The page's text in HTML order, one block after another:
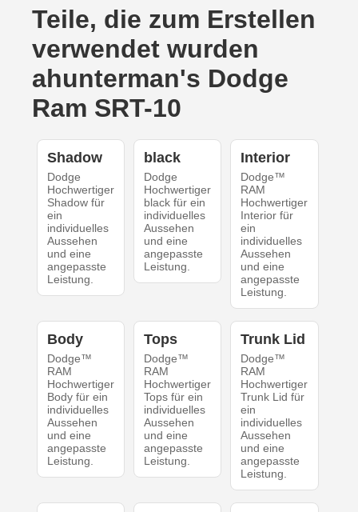
Teile, die zum Erstellen
verwendet wurden
ahunterman's Dodge
Ram SRT-10
Shadow
Dodge
Hochwertiger
Shadow für
ein
individuelles
Aussehen
und eine
angepasste
Leistung.
black
Dodge
Hochwertiger
black für ein
individuelles
Aussehen
und eine
angepasste
Leistung.
Interior
Dodge™
RAM
Hochwertiger
Interior für
ein
individuelles
Aussehen
und eine
angepasste
Leistung.
Body
Dodge™
RAM
Hochwertiger
Body für ein
individuelles
Aussehen
und eine
angepasste
Leistung.
Tops
Dodge™
RAM
Hochwertiger
Tops für ein
individuelles
Aussehen
und eine
angepasste
Leistung.
Trunk Lid
Dodge™
RAM
Hochwertiger
Trunk Lid für
ein
individuelles
Aussehen
und eine
angepasste
Leistung.